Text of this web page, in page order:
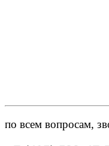
по всем вопросам,